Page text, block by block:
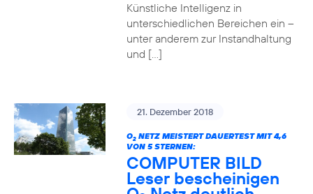
Künstliche Intelligenz in
unterschiedlichen Bereichen ein –
unter anderem zur Instandhaltung
und […]
21. Dezember 2018
O2NETZ MEISTERT DAUERTEST MIT 4,6
VON 5 STERNEN:
COMPUTER BILD
Leser bescheinigen